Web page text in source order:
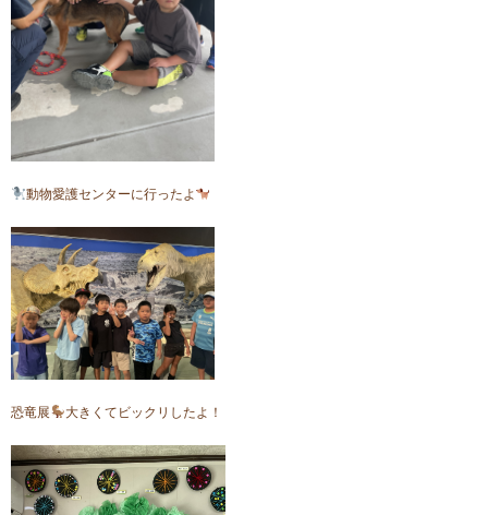
動物愛護センターに行ったよ
恐竜展 大きくてビックリしたよ！